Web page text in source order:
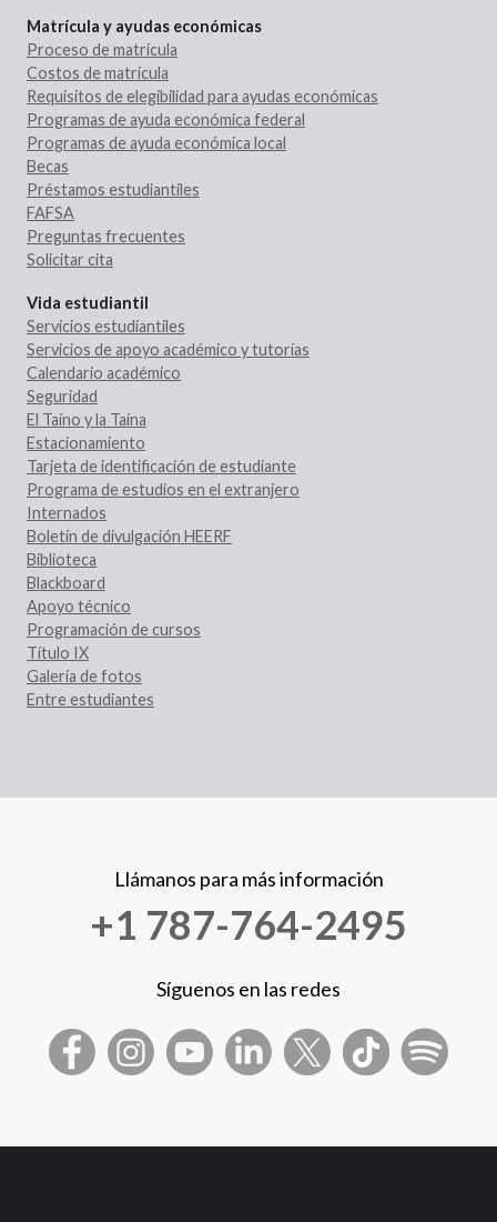
Matrícula y ayudas económicas
Proceso de matrícula
Costos de matrícula
Requisitos de elegibilidad para ayudas económicas
Programas de ayuda económica federal
Programas de ayuda económica local
Becas
Préstamos estudiantiles
FAFSA
Preguntas frecuentes
Solicitar cita
Vida estudiantil
Servicios estudiantiles
Servicios de apoyo académico y tutorías
Calendario académico
Seguridad
El Taíno y la Taína
Estacionamiento
Tarjeta de identificación de estudiante
Programa de estudios en el extranjero
Internados
Boletín de divulgación HEERF
Biblioteca
Blackboard
Apoyo técnico
Programación de cursos
Título IX
Galería de fotos
Entre estudiantes
Llámanos para más información
+1 787-764-2495
Síguenos en las redes